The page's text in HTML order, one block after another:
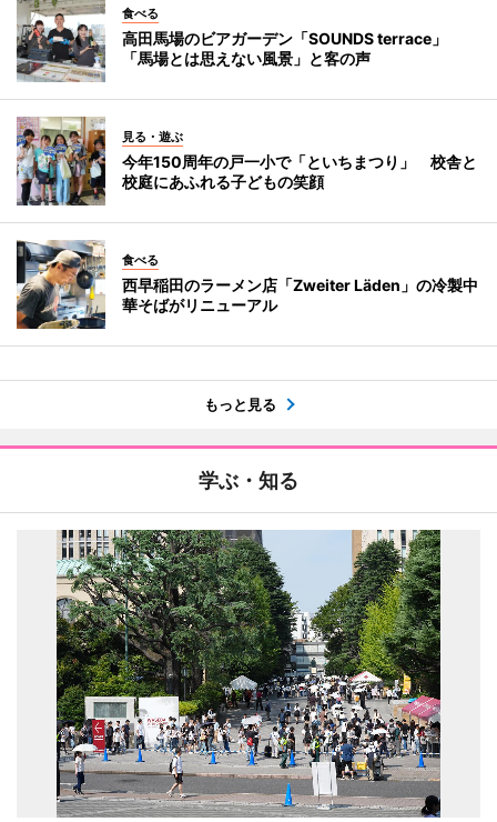
食べる
高田馬場のビアガーデン「SOUNDS terrace」
「馬場とは思えない風景」と客の声
見る・遊ぶ
今年150周年の戸一小で「といちまつり」 校舎と
校庭にあふれる子どもの笑顔
食べる
西早稲田のラーメン店「Zweiter Läden」の冷製中
華そばがリニューアル
もっと見る
学ぶ・知る